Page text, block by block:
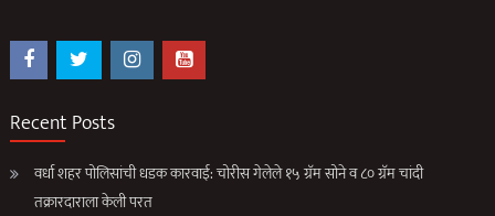
Recent Posts
वर्धा शहर पोलिसांची धडक कारवाई: चोरीस गेलेले १५ ग्रॅम सोने व ८० ग्रॅम चांदी
तक्रारदाराला केली परत